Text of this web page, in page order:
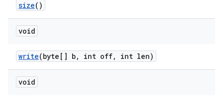
size()
void
write(byte[] b, int off, int len)
void